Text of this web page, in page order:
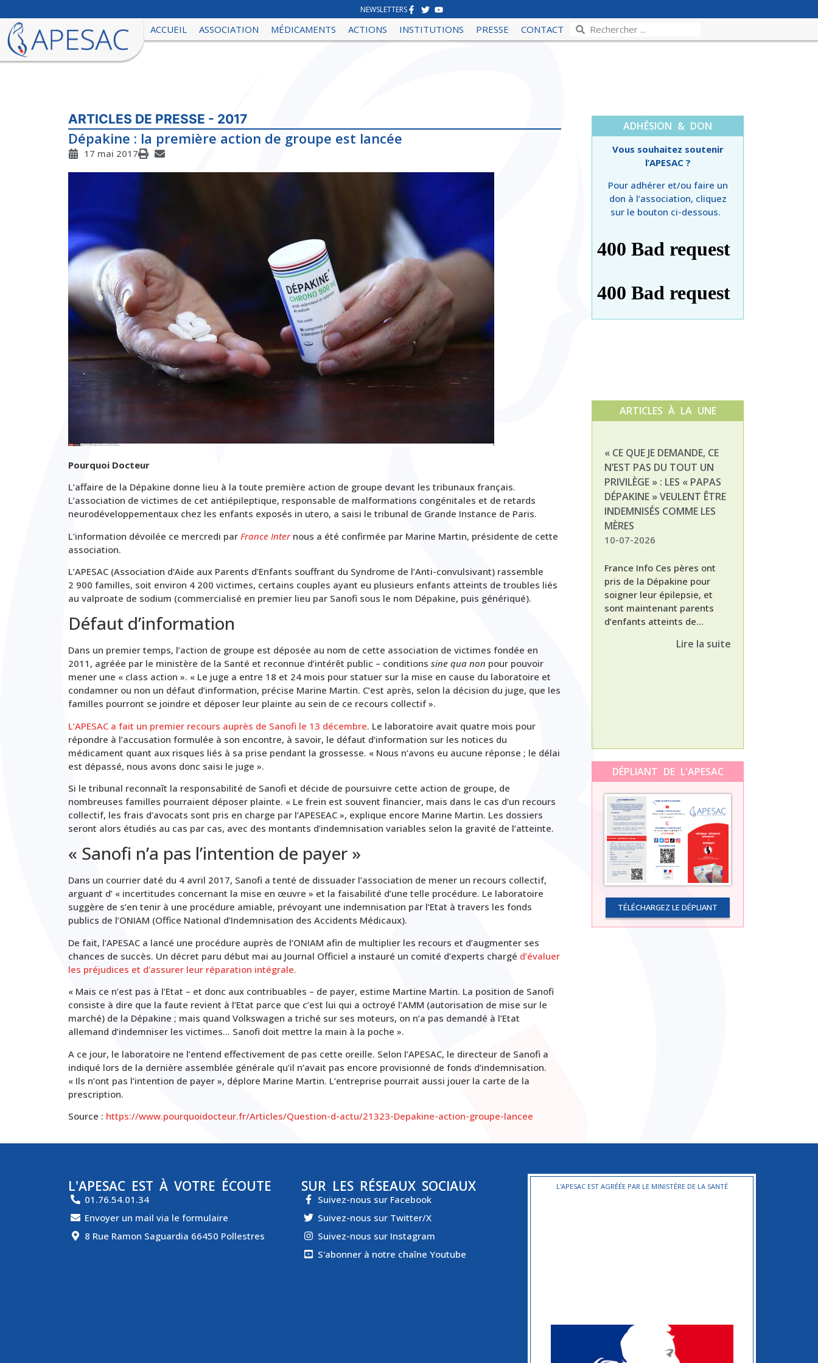
NEWSLETTERS
ACCUEIL ASSOCIATION MÉDICAMENTS ACTIONS INSTITUTIONS PRESSE CONTACT
ARTICLES DE PRESSE - 2017
Dépakine : la première action de groupe est lancée
17 mai 2017
Pourquoi Docteur
L’affaire de la Dépakine donne lieu à la toute première action de groupe devant les tribunaux français.
L’association de victimes de cet antiépileptique, responsable de malformations congénitales et de retards
neurodéveloppementaux chez les enfants exposés in utero, a saisi le tribunal de Grande Instance de Paris.
L’information dévoilée ce mercredi par France Internous a été confirmée par Marine Martin, présidente de cette
association.
L’APESAC (Association d’Aide aux Parents d’Enfants souffrant du Syndrome de l’Anti-convulsivant) rassemble
2 900 familles, soit environ 4 200 victimes, certains couples ayant eu plusieurs enfants atteints de troubles liés
au valproate de sodium (commercialisé en premier lieu par Sanofi sous le nom Dépakine, puis génériqué).
Défaut d’information
Dans un premier temps, l’action de groupe est déposée au nom de cette association de victimes fondée en
2011, agréée par le ministère de la Santé et reconnue d’intérêt public – conditions sine qua non pour pouvoir
mener une « class action ». « Le juge a entre 18 et 24 mois pour statuer sur la mise en cause du laboratoire et
condamner ou non un défaut d’information, précise Marine Martin. C’est après, selon la décision du juge, que les
familles pourront se joindre et déposer leur plainte au sein de ce recours collectif ».
L’APESAC a fait un premier recours auprès de Sanofi le 13 décembre. Le laboratoire avait quatre mois pour
répondre à l’accusation formulée à son encontre, à savoir, le défaut d’information sur les notices du
médicament quant aux risques liés à sa prise pendant la grossesse. « Nous n’avons eu aucune réponse ; le délai
est dépassé, nous avons donc saisi le juge ».
Si le tribunal reconnaît la responsabilité de Sanofi et décide de poursuivre cette action de groupe, de
nombreuses familles pourraient déposer plainte. « Le frein est souvent financier, mais dans le cas d’un recours
collectif, les frais d’avocats sont pris en charge par l’APESEAC », explique encore Marine Martin. Les dossiers
seront alors étudiés au cas par cas, avec des montants d’indemnisation variables selon la gravité de l’atteinte.
« Sanofi n’a pas l’intention de payer »
Dans un courrier daté du 4 avril 2017, Sanofi a tenté de dissuader l’association de mener un recours collectif,
arguant d’ « incertitudes concernant la mise en œuvre » et la faisabilité d’une telle procédure. Le laboratoire
suggère de s’en tenir à une procédure amiable, prévoyant une indemnisation par l’Etat à travers les fonds
publics de l’ONIAM (Office National d’Indemnisation des Accidents Médicaux).
De fait, l’APESAC a lancé une procédure auprès de l’ONIAM afin de multiplier les recours et d’augmenter ses
chances de succès. Un décret paru début mai au Journal Officiel a instauré un comité d’experts chargé d’évaluer
les préjudices et d’assurer leur réparation intégrale.
« Mais ce n’est pas à l’Etat – et donc aux contribuables – de payer, estime Martine Martin. La position de Sanofi
consiste à dire que la faute revient à l’Etat parce que c’est lui qui a octroyé l’AMM (autorisation de mise sur le
marché) de la Dépakine ; mais quand Volkswagen a triché sur ses moteurs, on n’a pas demandé à l’Etat
allemand d’indemniser les victimes… Sanofi doit mettre la main à la poche ».
A ce jour, le laboratoire ne l’entend effectivement de pas cette oreille. Selon l’APESAC, le directeur de Sanofi a
indiqué lors de la dernière assemblée générale qu’il n’avait pas encore provisionné de fonds d’indemnisation.
« Ils n’ont pas l’intention de payer », déplore Marine Martin. L’entreprise pourrait aussi jouer la carte de la
prescription.
Source : https://www.pourquoidocteur.fr/Articles/Question-d-actu/21323-Depakine-action-groupe-lancee
ADHÉSION & DON
Vous souhaitez soutenir
l’APESAC ?
Pour adhérer et/ou faire un
don à l’association, cliquez
sur le bouton ci-dessous.
ARTICLES À LA UNE
« CE QUE JE DEMANDE, CE
N’EST PAS DU TOUT UN
PRIVILÈGE » : LES « PAPAS
DÉPAKINE » VEULENT ÊTRE
INDEMNISÉS COMME LES
MÈRES
10-07-2026
France Info Ces pères ont
pris de la Dépakine pour
soigner leur épilepsie, et
sont maintenant parents
d’enfants atteints de...
Lire la suite
DÉPLIANT DE L'APESAC
TÉLÉCHARGEZ LE DÉPLIANT
L'APESAC EST À VOTRE ÉCOUTE
01.76.54.01.34
Envoyer un mail via le formulaire
8 Rue Ramon Saguardia 66450 Pollestres
SUR LES RÉSEAUX SOCIAUX
Suivez-nous sur Facebook
Suivez-nous sur Twitter/X
Suivez-nous sur Instagram
S'abonner à notre chaîne Youtube
L'APESAC EST AGRÉÉE PAR LE MINISTÈRE DE LA SANTÉ